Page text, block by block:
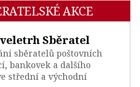
AKCE
Sběratel
sběratelů poštovních
bankovek a dalšího
střední a východní